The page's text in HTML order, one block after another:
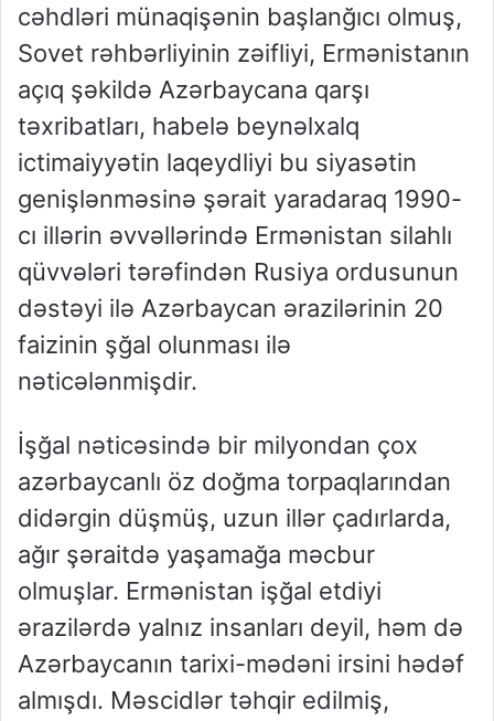
cəhdləri münaqişənin başlanğıcı olmuş,
Sovet rəhbərliyinin zəifliyi, Ermənistanın
açıq şəkildə Azərbaycana qarşı
təxribatları, habelə beynəlxalq
ictimaiyyətin laqeydliyi bu siyasətin
genişlənməsinə şərait yaradaraq 1990-
cı illərin əvvəllərində Ermənistan silahlı
qüvvələri tərəfindən Rusiya ordusunun
dəstəyi ilə Azərbaycan ərazilərinin 20
faizinin şğal olunması ilə
nəticələnmişdir.
İşğal nəticəsində bir milyondan çox
azərbaycanlı öz doğma torpaqlarından
didərgin düşmüş, uzun illər çadırlarda,
ağır şəraitdə yaşamağa məcbur
olmuşlar. Ermənistan işğal etdiyi
ərazilərdə yalnız insanları deyil, həm də
Azərbaycanın tarixi-mədəni irsini hədəf
almışdı. Məscidlər təhqir edilmiş,